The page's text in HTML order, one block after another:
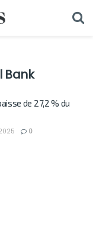
Bank
de 27,2 % du
0